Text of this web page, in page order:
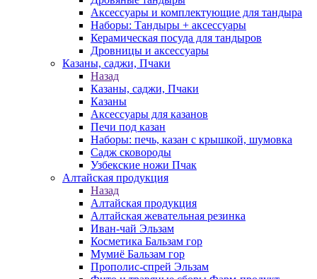
Аксессуары и комплектующие для тандыра
Наборы: Тандыры + аксессуары
Керамическая посуда для тандыров
Дровницы и аксессуары
Казаны, саджи, Пчаки
Назад
Казаны, саджи, Пчаки
Казаны
Аксессуары для казанов
Печи под казан
Наборы: печь, казан с крышкой, шумовка
Садж сковороды
Узбекские ножи Пчак
Алтайская продукция
Назад
Алтайская продукция
Алтайская жевательная резинка
Иван-чай Эльзам
Косметика Бальзам гор
Мумиё Бальзам гор
Прополис-спрей Эльзам